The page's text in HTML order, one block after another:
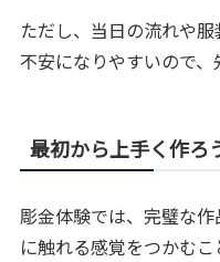
ただし、当日の流れや
不安になりやすいので、
最初から上手く作ろ
彫金体験では、完璧な
に触れる感覚をつかむこ